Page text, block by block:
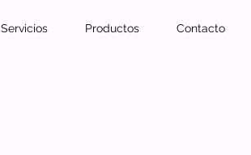
Servicios Productos Contacto